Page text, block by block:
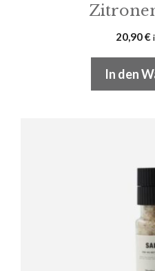
20,90€
In den